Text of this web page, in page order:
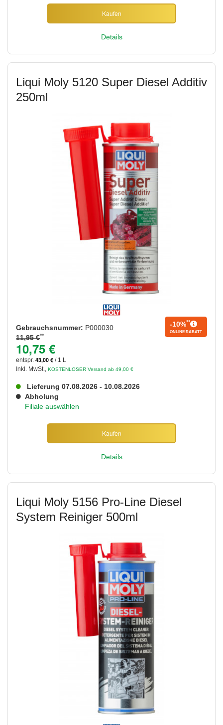
Kaufen
Details
Liqui Moly 5120 Super Diesel Additiv
250ml
Gebrauchsnummer: P000030
11,95 €**
-10%**
ONLINE RABATT
10,75 €
entspr. 43,00 € / 1 L
Inkl. MwSt., KOSTENLOSER Versand ab 49,00 €
Lieferung 07.08.2026 - 10.08.2026
Abholung
Filiale auswählen
Kaufen
Details
Liqui Moly 5156 Pro-Line Diesel
System Reiniger 500ml